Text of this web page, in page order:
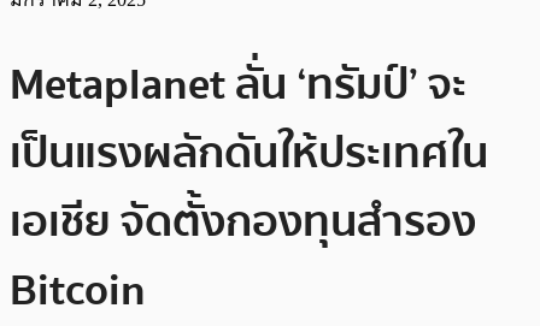
Metaplanet ลั่น ‘ทรัมป์’ จะ
เป็นแรงผลักดันให้ประเทศใน
เอเชีย จัดตั้งกองทุนสำรอง
Bitcoin